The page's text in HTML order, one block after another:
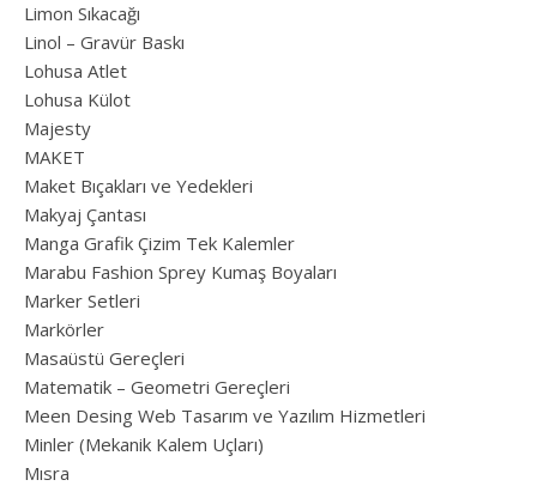
Limon Sıkacağı
Linol – Gravür Baskı
Lohusa Atlet
Lohusa Külot
Majesty
MAKET
Maket Bıçakları ve Yedekleri
Makyaj Çantası
Manga Grafik Çizim Tek Kalemler
Marabu Fashion Sprey Kumaş Boyaları
Marker Setleri
Markörler
Masaüstü Gereçleri
Matematik – Geometri Gereçleri
Meen Desing Web Tasarım ve Yazılım Hizmetleri
Minler (Mekanik Kalem Uçları)
Mısra